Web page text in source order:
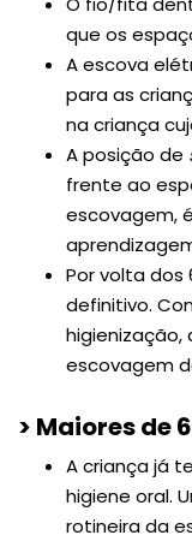
que os
A escova
para as
na criança
A posição de
frente ao
escovagem,
Por volta dos
definitivo.
higienização,
escovagem
> Maiores de
A criança já
higiene oral.
rotineira da